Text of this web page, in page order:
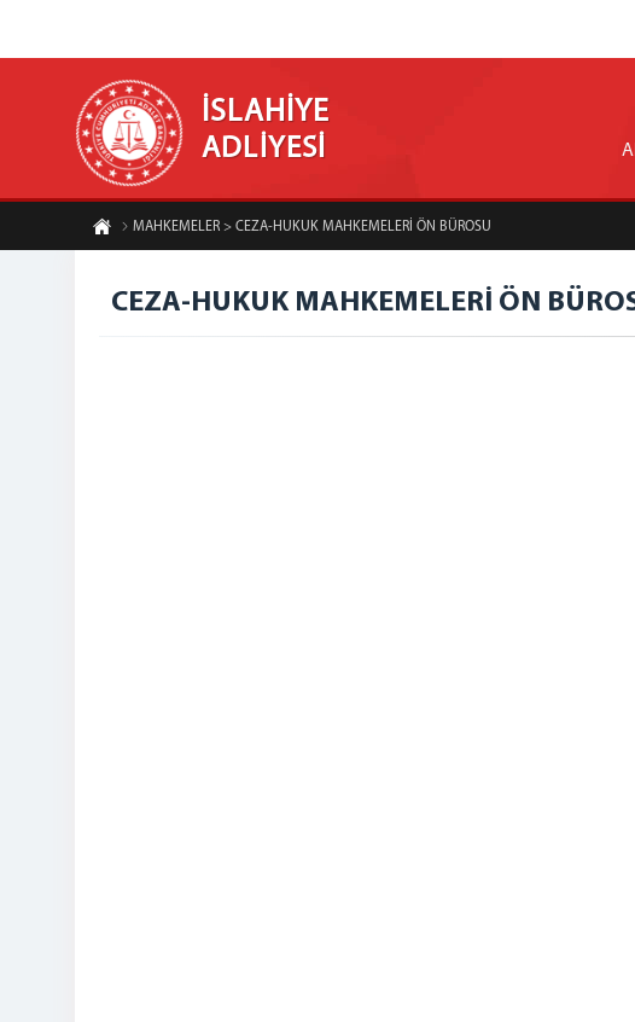
İSLAHİYE
ADLİYESİ
MAHKEMELER > CEZA-HUKUK MAHKEMELERİ ÖN BÜROSU
CEZA-HUKUK MAHKEMELERİ ÖN